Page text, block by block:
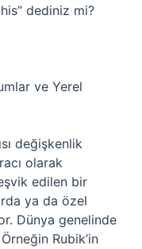
dediniz mi?
ve Yerel
değişkenlik
olarak
edilen bir
ya da özel
Dünya genelinde
Rubik’in